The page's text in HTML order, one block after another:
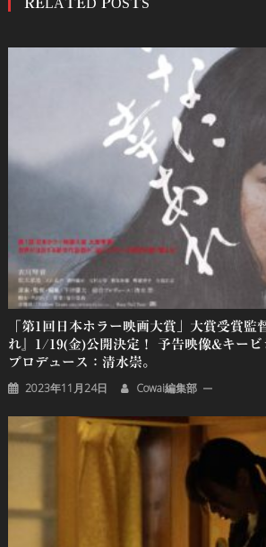
ナ
ビ
シ
RELATED POSTS
「第1回日本ホラー映画大賞」大賞受賞監
れ』1/19(金)公開決定！ 予告映像&キービ
プロデュース：清水崇。
2023年11月24日 Cowai編集部